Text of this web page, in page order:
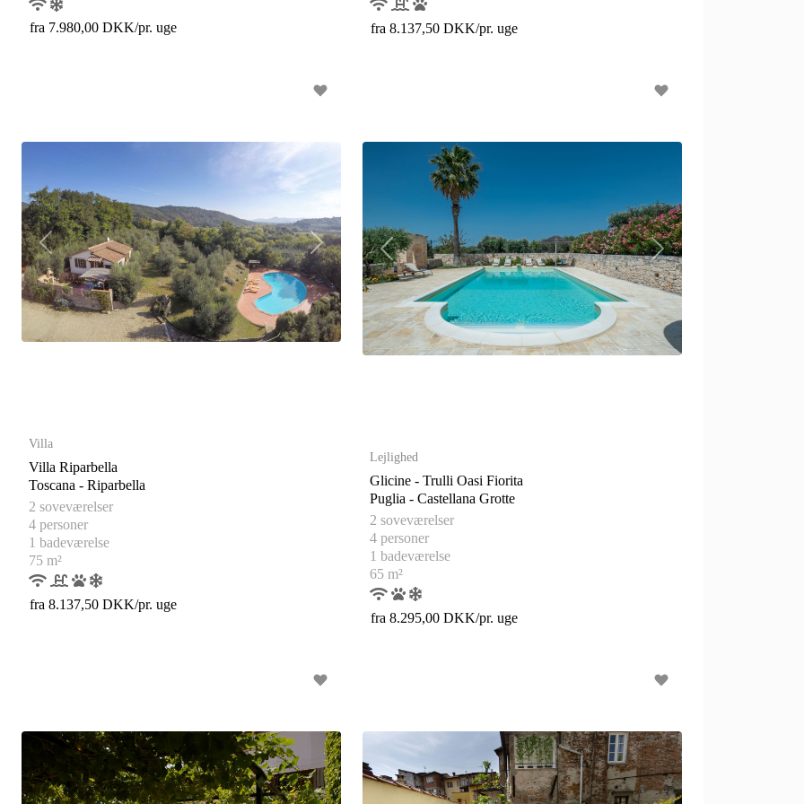
fra 7.980,00 DKK/pr. uge fra 8.137,50 DKK/pr. uge
P
r
e
v
i
N
e
x
t
Villa
Villa Riparbella
Toscana - Riparbella
2 soveværelser
4 personer
1 badeværelse
75 m²
fra 8.137,50 DKK/pr. uge
P
r
e
v
i
N
e
t
Lejlighed
Glicine - Trulli Oasi Fiorita
Puglia - Castellana Grotte
2 soveværelser
4 personer
1 badeværelse
65 m²
fra 8.295,00 DKK/pr. uge